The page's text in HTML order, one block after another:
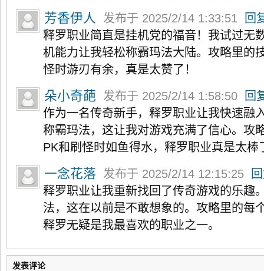
芳香伊人 发布于 2025/2/14 1:33:51
回
释罗职业简直是挂机党的福音！我试过无
机能力让我轻松称霸玛法大陆。攻略里的
怪时游刃有余，真是太赞了！
朵小奇葩 发布于 2025/2/14 1:58:50
回
作为一名传奇新手，释罗职业让我快速融
称霸玛法，这让我对游戏充满了信心。攻
PK和刷怪时如鱼得水，释罗职业真是太棒
一念花落 发布于 2025/2/14 12:15:25
释罗职业让我重新找回了传奇游戏的乐趣
法，这在以前是不敢想象的。攻略里的每
释罗无疑是我最喜欢的职业之一。
发表评论